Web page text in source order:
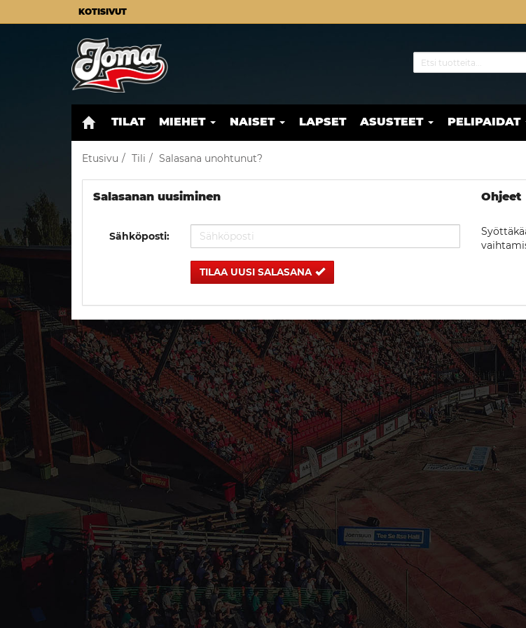
KOTISIVUT
TILAT MIEHET NAISET LAPSET ASUSTEET PELIPAIDAT
Etusivu Tili Salasana unohtunut?
Salasanan uusiminen
Sähköposti:
TILAA UUSI SALASANA
Ohjeet